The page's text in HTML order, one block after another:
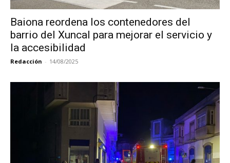
Baiona reordena los contenedores del
barrio del Xuncal para mejorar el servicio y
la accesibilidad
Redacción - 14/08/2025